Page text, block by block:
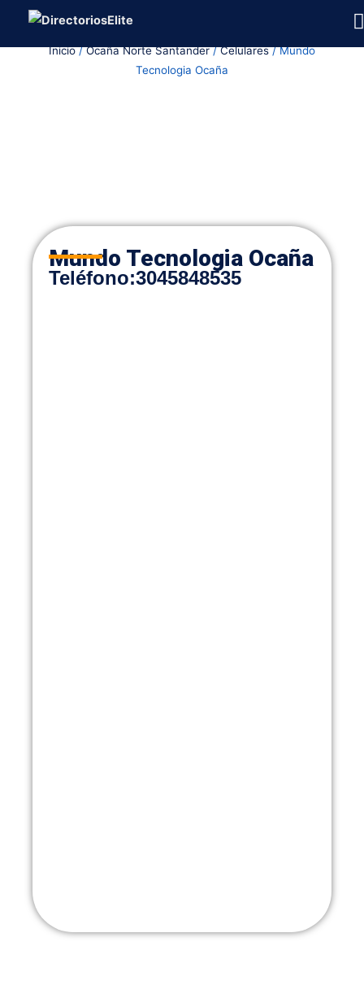
contenidoInicio/Ocaña Norte Santander/Celulares/ Mundo
Tecnologia Ocaña
Mundo Tecnologia Ocaña
Teléfono:3045848535